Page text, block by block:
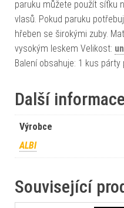
paruku můžete použít síťku
vlasů. Pokud paruku
hřeben se širokými zuby.
vysokým leskem Velikost:
Balení obsahuje: 1 kus párty
Další informace
Výrobce
ALBI
Související